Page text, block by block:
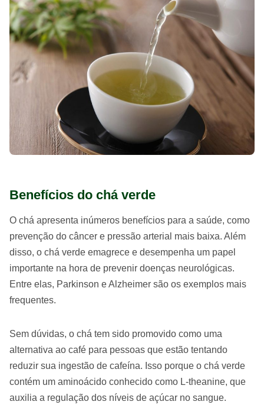
Benefícios do chá verde
O chá apresenta inúmeros benefícios para a saúde, como
prevenção do câncer e pressão arterial mais baixa. Além
disso, o chá verde emagrece e desempenha um papel
importante na hora de prevenir doenças neurológicas.
Entre elas, Parkinson e Alzheimer são os exemplos mais
frequentes.
Sem dúvidas, o chá tem sido promovido como uma
alternativa ao café para pessoas que estão tentando
reduzir sua ingestão de cafeína. Isso porque o chá verde
contém um aminoácido conhecido como L-theanine, que
auxilia a regulação dos níveis de açúcar no sangue.